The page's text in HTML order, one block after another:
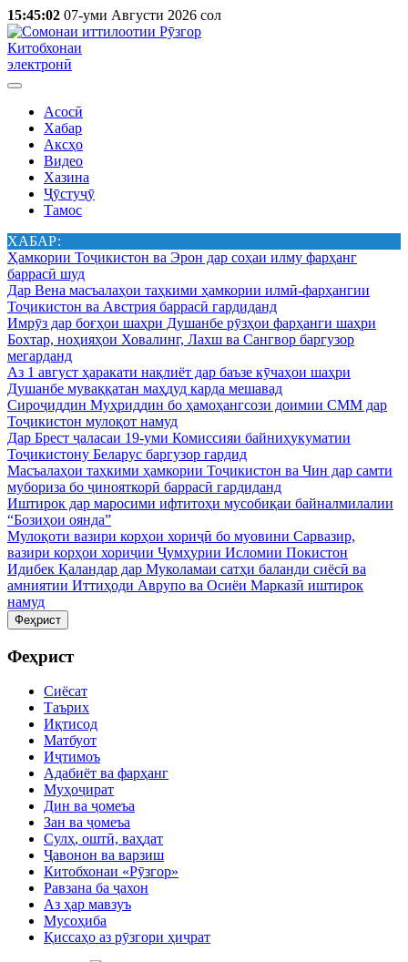
15:45:02 07-уми Августи 2026 сол
Китобхонаи
электронӣ
Асосӣ
Хабар
Аксҳо
Видео
Хазина
Ҷӯстуҷӯ
Тамос
ХАБАР:
Ҳамкории Тоҷикистон ва Эрон дар соҳаи илму фарҳанг
баррасӣ шуд
Дар Вена масъалаҳои таҳкими ҳамкории илмӣ-фарҳангии
Тоҷикистон ва Австрия баррасӣ гардиданд
Имрӯз дар боғҳои шаҳри Душанбе рӯзҳои фарҳанги шаҳри
Бохтар, ноҳияҳои Ховалинг, Лахш ва Сангвор баргузор
мегарданд
Аз 1 август ҳаракати нақлиёт дар баъзе кӯчаҳои шаҳри
Душанбе муваққатан маҳдуд карда мешавад
Сироҷиддин Муҳриддин бо ҳамоҳангсози доимии СММ дар
Тоҷикистон мулоқот намуд
Дар Брест ҷаласаи 19-уми Комиссияи байниҳукуматии
Тоҷикистону Беларус баргузор гардид
Масъалаҳои таҳкими ҳамкории Тоҷикистон ва Чин дар самти
мубориза бо ҷинояткорӣ баррасӣ гардиданд
Иштирок дар маросими ифтитоҳи мусобиқаи байналмилалии
“Бозиҳои оянда”
Мулоқоти вазири корҳои хориҷӣ бо муовини Сарвазир,
вазири корҳои хориҷии Ҷумҳурии Исломии Покистон
Идибек Қаландар дар Муколамаи сатҳи баланди сиёсӣ ва
амниятии Иттиҳоди Аврупо ва Осиёи Марказӣ иштирок
намуд
Феҳрист
Феҳрист
Сиёсат
Таърих
Иқтисод
Матбуот
Иҷтимоъ
Адабиёт ва фарҳанг
Муҳоҷират
Дин ва ҷомеъа
Зан ва ҷомеъа
Сулҳ, оштӣ, ваҳдат
Ҷавонон ва варзиш
Китобхонаи «Рӯзгор»
Равзана ба ҷахон
Аз ҳар мавзуъ
Мусоҳиба
Қиссаҳо аз рӯзгори ҳиҷрат